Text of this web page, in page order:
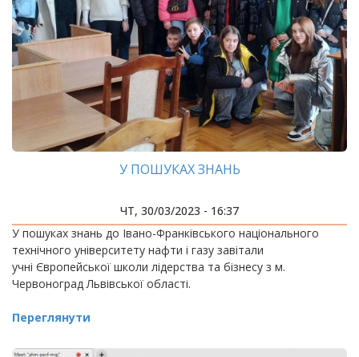
У ПОШУКАХ ЗНАНЬ
ЧТ, 30/03/2023 - 16:37
У пошуках знань до Івано-Франківського національного
технічного університету нафти і газу завітали
учні Європейської школи лідерства та бізнесу з м.
Червоноград Львівської області.
Переглянути